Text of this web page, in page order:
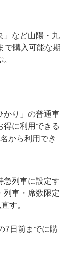
」など山陽・九
で購入可能な期
かり」の普通車
得に利用できる
から利用でき
列車に設定す
列車・席数限定
す。
7日前までに購